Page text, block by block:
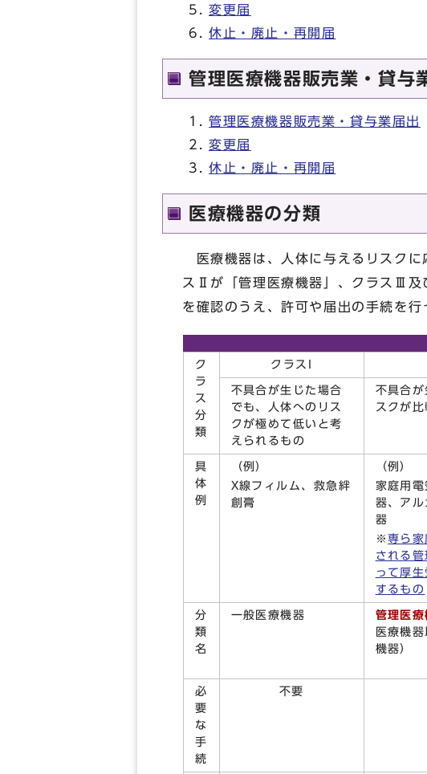
変更届
休止・廃止・再開届
管理医療機器販売業・貸与
管理医療機器販売業・貸与業届出
変更届
休止・廃止・再開届
医療機器の分類
医療機器は、人体に与えるリスク
スⅡが「管理医療機器」、クラスⅢ及
を確認のうえ、許可や届出の手続を行
ク
ラ
ス
分
類
クラスI
不具合が生じた場合
でも、人体へのリス
クが極めて低いと考
えられるもの
不具合
スクが
具
体
例
（例）
X線フィルム、救急絆
創膏
（例）
家庭用
器、ア
器
※専ら家
される
って厚
するもの
分
類
名
一般医療機器 管理医療
医療機
機器）
必
要
な
手
続
不要